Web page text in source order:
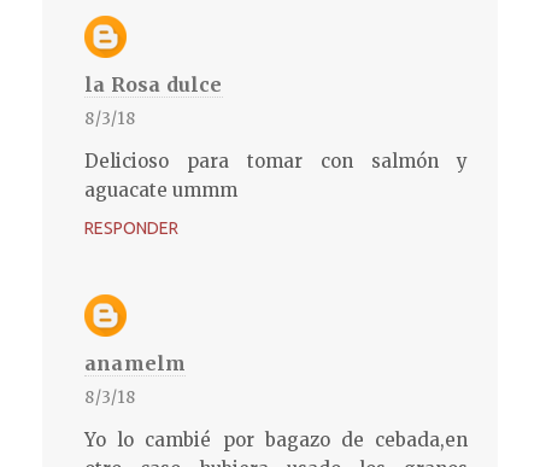
la Rosa dulce
8/3/18
Delicioso para tomar con salmón y
aguacate ummm
RESPONDER
anamelm
8/3/18
Yo lo cambié por bagazo de cebada,en